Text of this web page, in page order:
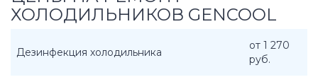
ХОЛОДИЛЬНИКОВ GENCOOL
Дезинфекция холодильника
от 1 270
руб.